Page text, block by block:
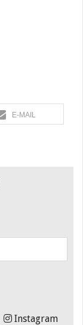
E-MAIL
Instagram